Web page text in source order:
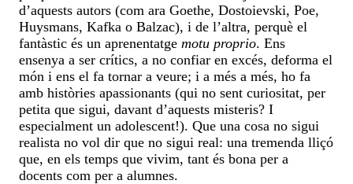
d’aquests autors (com ara Goethe, Dostoievski, Poe,
Huysmans, Kafka o Balzac), i de l’altra, perquè el
fantàstic és un aprenentatge motu proprio. Ens
ensenya a ser crítics, a no confiar en excés, deforma el
món i ens el fa tornar a veure; i a més a més, ho fa
amb històries apassionants (qui no sent curiositat, per
petita que sigui, davant d’aquests misteris? I
especialment un adolescent!). Que una cosa no sigui
realista no vol dir que no sigui real: una tremenda lliçó
que, en els temps que vivim, tant és bona per a
docents com per a alumnes.